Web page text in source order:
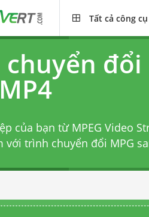
Tất cả công cụ
đổi
của bạn từ MPEG Video
với trình chuyển đổi MPG